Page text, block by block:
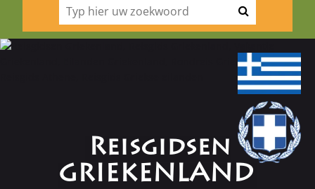
Reisgidsen
GRIEKENLAND